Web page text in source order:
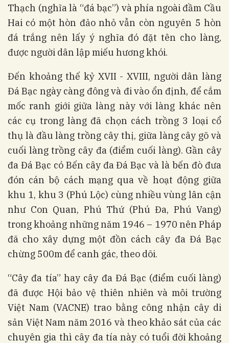
Thạch (nghĩa là “đá bạc”) và phía ngoài đầm Cầu
Hai có một hòn đảo nhỏ vẫn còn nguyên 5 hòn
đá trắng nên lấy ý nghĩa đó đặt tên cho làng,
được người dân lập miếu hương khói.
Đến khoảng thế kỷ XVII - XVIII, người dân làng
Đá Bạc ngày càng đông và đi vào ổn định, để cắm
mốc ranh giới giữa làng này với làng khác nên
các cụ trong làng đã chọn cách trồng 3 loại cổ
thụ là đầu làng trồng cây thị, giữa làng cây gõ và
cuối làng trồng cây đa (điểm cuối làng). Gần cây
đa Đá Bạc có Bến cây đa Đá Bạc và là bến đò đưa
đón cán bộ cách mạng qua về hoạt động giữa
khu 1, khu 3 (Phú Lộc) cùng nhiều vùng lân cận
như Con Quan, Phú Thứ (Phú Đa, Phú Vang)
trong khoảng những năm 1946 – 1970 nên Pháp
đã cho xây dựng một đồn cách cây đa Đá Bạc
chừng 500m để canh gác, theo dõi.
“Cây đa tía” hay cây đa Đá Bạc (điểm cuối làng)
đã được Hội bảo vệ thiên nhiên và môi trường
Việt Nam (VACNE) trao bằng công nhận cây di
sản Việt Nam năm 2016 và theo khảo sát của các
chuyên gia thì cây đa tía này có tuổi đời khoảng